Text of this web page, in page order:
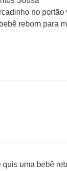
no
reborn para
uma bebê